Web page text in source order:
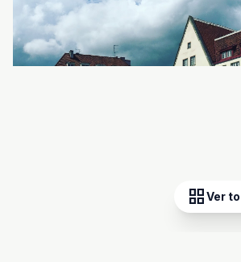
grid_viewVer